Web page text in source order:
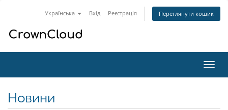
Українська Вхід Реєстрація Переглянути кошик
Новини